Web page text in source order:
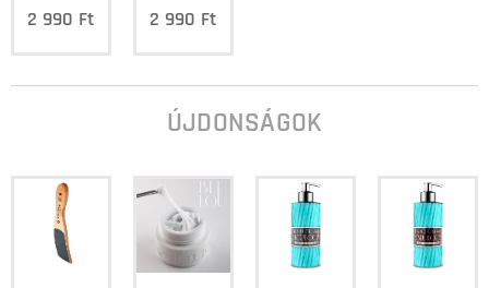
2 990 Ft 2 990 Ft
ÚJDONSÁGOK